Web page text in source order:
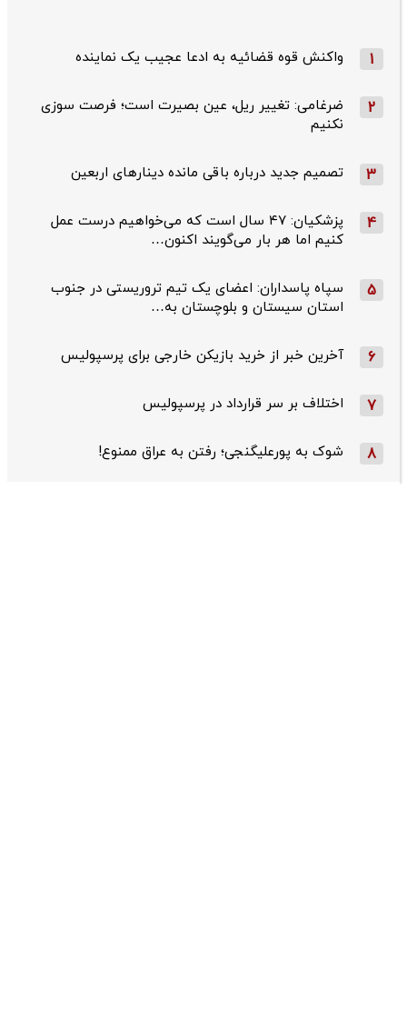
1 واکنش قوه قضائیه به ادعا عجیب یک نماینده
2
ضرغامی: تغییر ریل، عین بصیرت است؛ فرصت سوزی
نکنیم
3 تصمیم جدید درباره باقی مانده دینارهای اربعین
4
پزشکیان: ۴۷ سال است که می‌خواهیم درست عمل
کنیم اما هر بار می‌گویند اکنون…
5
سپاه پاسداران: اعضای یک تیم تروریستی در جنوب
استان سیستان و بلوچستان به…
6 آخرین خبر از خرید بازیکن خارجی برای پرسپولیس
7 اختلاف بر سر قرارداد در پرسپولیس
8 شوک به پورعلیگنجی؛ رفتن به عراق ممنوع!